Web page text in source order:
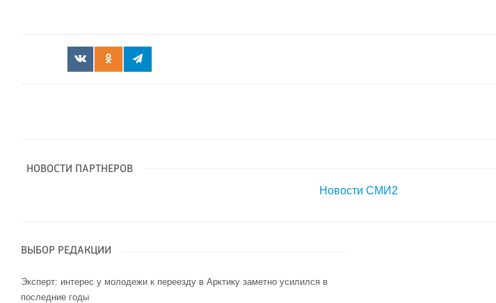
НОВОСТИ ПАРТНЕРОВ
Новости СМИ2
ВЫБОР РЕДАКЦИИ
Эксперт: интерес у молодежи к переезду в Арктику заметно усилился в
последние годы